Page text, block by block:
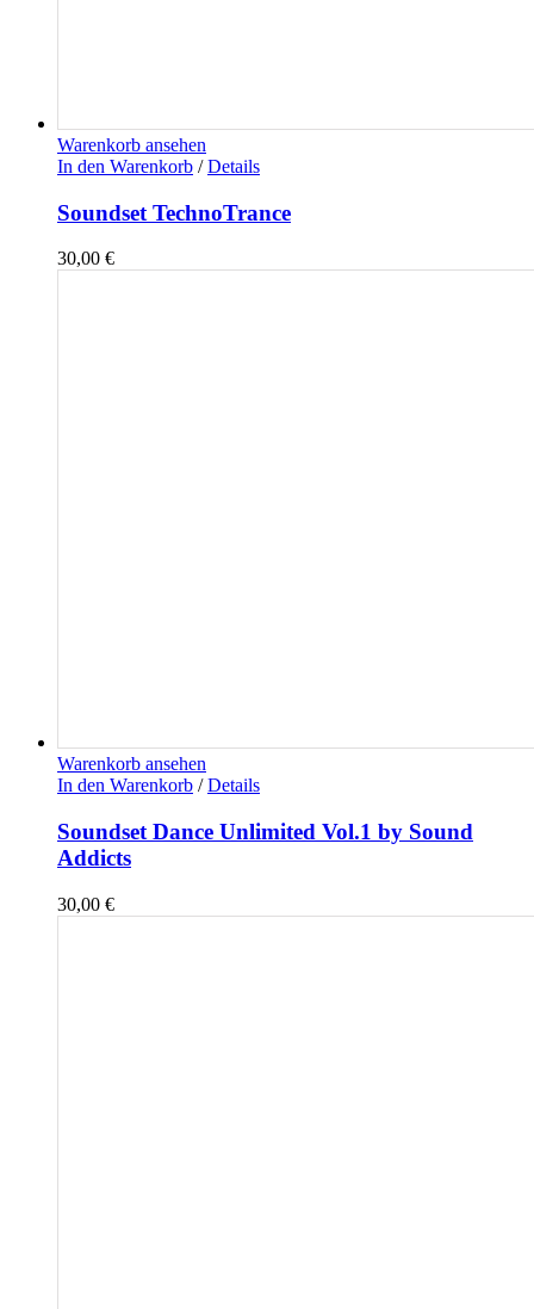
Warenkorb ansehen
In den Warenkorb / Details
Soundset TechnoTrance
30,00 €
Warenkorb ansehen
In den Warenkorb / Details
Soundset Dance Unlimited Vol.1 by Sound
Addicts
30,00 €